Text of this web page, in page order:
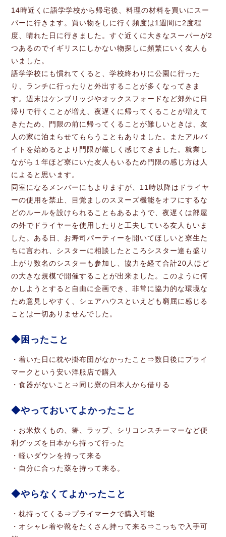
14時近くに語学学校から帰宅後、料理の材料を買いにスー
パーに行きます。買い物をしに行く頻度は1週間に2度程
度、晴れた日に行きました。すぐ近くに大きなスーパーが2
つあるのでイギリスにしかない物探しに頻繁にいく友人も
いました。
語学学校にも慣れてくると、学校終わりに公園に行った
り、ランチに行ったりと外出することが多くなってきま
す。週末はケンブリッジやオックスフォードなど郊外に日
帰りで行くことが増え、夜遅くに帰ってくることが増えて
きたため、門限の前に帰ってくることが難しいときは、友
人の家に泊まらせてもらうこともありました。またアルバ
イトを始めるとより門限が厳しく感じてきました。就業し
ながら１年ほど寮にいた友人もいるため門限の感じ方は人
によると思います。
同室になるメンバーにもよりますが、11時以降はドライヤ
ーの使用を禁止、目覚ましのスヌーズ機能をオフにするな
どのルールを設けられることもあるようで、夜遅くは部屋
の外でドライヤーを使用したりと工夫している友人もいま
した。ある日、お寿司パーティーを開いてほしいと寮生た
ちに言われ、シスターに相談したところシスター達も盛り
上がり数名のシスターも参加し、協力を経て合計20人ほど
の大きな規模で開催することが出来ました。このように何
かしようとすると自由に企画でき、非常に協力的な環境な
ため意見しやすく、シェアハウスといえども窮屈に感じる
ことは一切ありませんでした。
困ったこと
・着いた日に枕や掛布団がなかったこと⇒数日後にプライ
マークという安い洋服店で購入
・食器がないこと⇒同じ寮の日本人から借りる
やっておいてよかったこと
・お米炊くもの、箸、ラップ、シリコンスチーマーなど便
利グッズを日本から持って行った
・軽いダウンを持って来る
・自分に合った薬を持って来る。
やらなくてよかったこと
・枕持ってくる⇒プライマークで購入可能
・オシャレ着や靴をたくさん持って来る⇒こっちで入手可